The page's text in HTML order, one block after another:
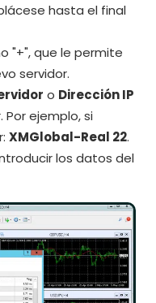
hasta el final
"+", que le permite
servidor.
o Dirección IP
ejemplo, si
XMGlobal-Real 22.
los datos del